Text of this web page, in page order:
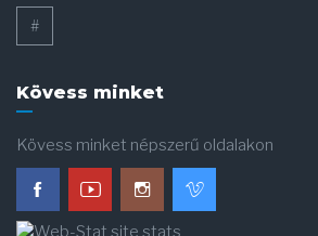
#
Kövess minket
Kövess minket népszerű oldalakon